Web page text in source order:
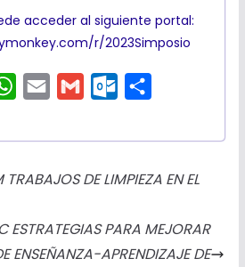
acceder al siguiente portal:
r/2023Simposio
W
a
A
p
a
a
t
o
k
m
r
t
DE LIMPIEZA EN EL
ESTRATEGIAS PARA MEJORAR
ENSEÑANZA-APRENDIZAJE DE